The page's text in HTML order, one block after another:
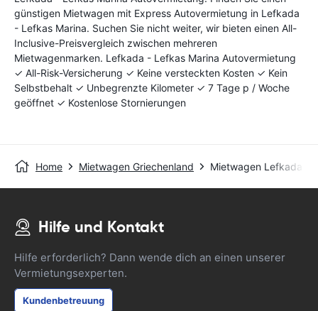
günstigen Mietwagen mit Express Autovermietung in Lefkada
- Lefkas Marina. Suchen Sie nicht weiter, wir bieten einen All-
Inclusive-Preisvergleich zwischen mehreren
Mietwagenmarken. Lefkada - Lefkas Marina Autovermietung
✓ All-Risk-Versicherung ✓ Keine versteckten Kosten ✓ Kein
Selbstbehalt ✓ Unbegrenzte Kilometer ✓ 7 Tage p / Woche
geöffnet ✓ Kostenlose Stornierungen
Home Mietwagen Griechenland Mietwagen Lefkada -
Hilfe und Kontakt
Hilfe erforderlich? Dann wende dich an einen unserer
Vermietungsexperten.
Kundenbetreuung